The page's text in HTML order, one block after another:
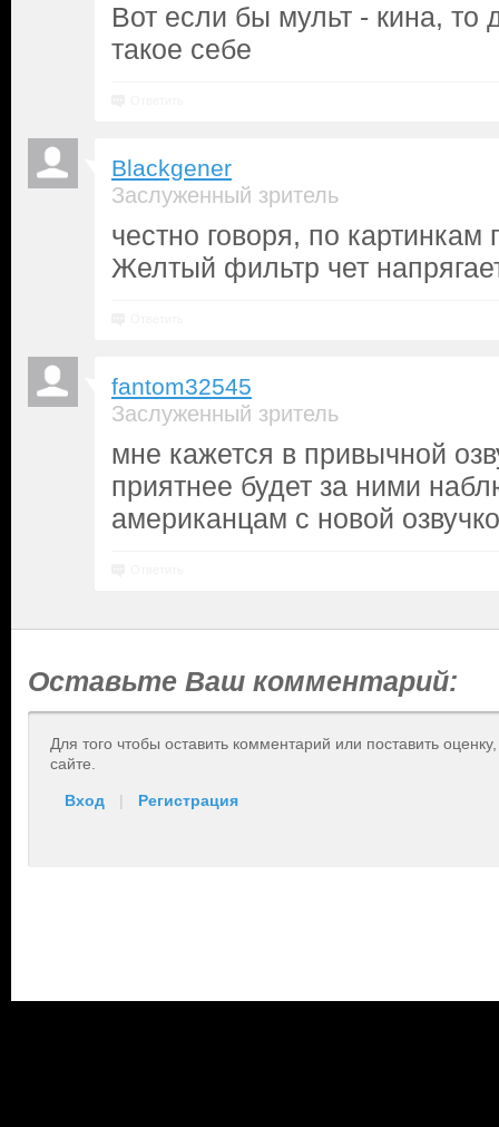
Вот если бы мульт - кина, то
такое себе
Blackgener
Заслуженный зритель
честно говоря, по
Желтый фильтр чет
fantom32545
Заслуженный зритель
мне кажется в привычной
приятнее будет за ними
американцам с новой
Оставьте Ваш комментарий:
Для того чтобы оставить комментарий или поставить
сайте.
Вход | Регистрация